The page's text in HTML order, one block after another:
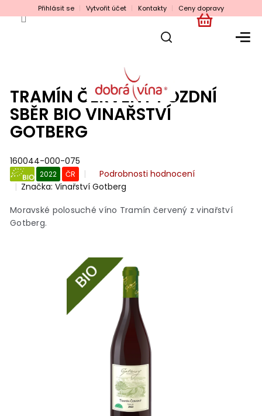
na
Přihlásit se Vytvořit účet Kontakty Ceny dopravy
NÁKUPNÍ
TRAMÍN ČERVENÝ POZDNÍ
SBĚR BIO VINAŘSTVÍ
GOTBERG
160044-000-075
BIO
2022 ČR
Průměrné
hodnocení
produktu
je
Podrobnosti hodnocení
Značka:Vinařství Gotberg
Moravské polosuché víno Tramín červený z vinařství
Gotberg.